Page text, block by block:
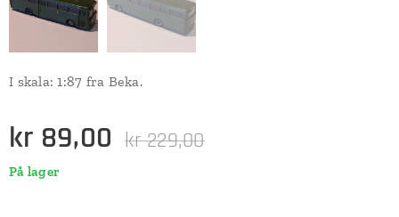
I skala: 1:87 fra Beka.
kr 89,00 kr229,00
På lager